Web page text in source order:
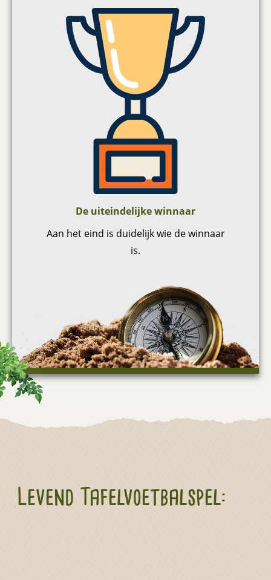
De uiteindelijke winnaar
Aan het eind is duidelijk wie de winnaar
is.
Levend Tafelvoetbalspel: